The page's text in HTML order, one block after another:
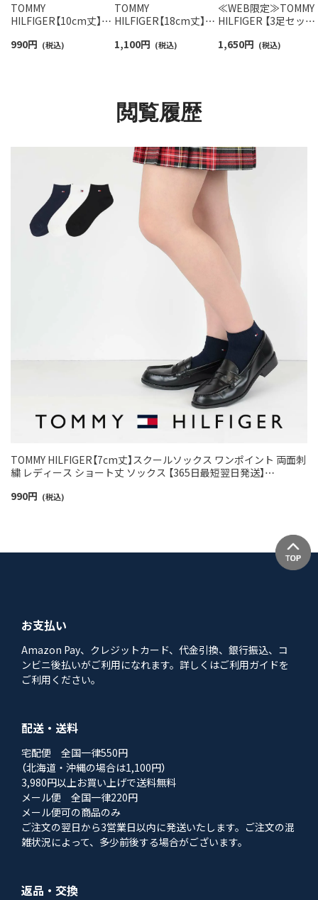
TOMMY
HILFIGER【10cm丈】ス
イント 両面刺繍 ショー
990円 (税込)
TOMMY
HILFIGER【18cm丈】ス
イント 両面刺繍 レディ
1,100円 (税込)
≪WEB限定≫TOMMY
HILFIGER 【3足セット
丈ソックス オーガニ
1,650円 (税込)
閲覧履歴
TOMMY HILFIGER【7cm丈】スクールソックス ワンポイント 両面刺
繍 レディース ショート丈 ソックス 【365日最短翌日発送】
990円 (税込)
お支払い
Amazon Pay、クレジットカード、代金引換、銀行振込、コ
ンビニ後払いがご利用になれます。詳しくはご利用ガイドを
ご利用ください。
配送・送料
宅配便 全国一律550円
（北海道・沖縄の場合は1,100円）
3,980円以上お買い上げで送料無料
メール便 全国一律220円
メール便可の商品のみ
ご注文の翌日から3営業日以内に発送いたします。ご注文の混
雑状況によって、多少前後する場合がございます。
返品・交換